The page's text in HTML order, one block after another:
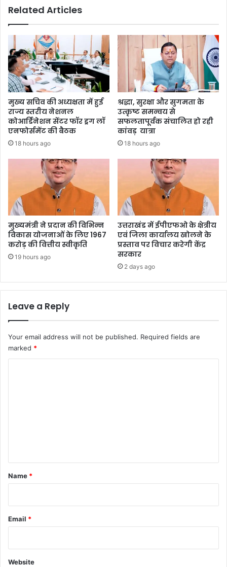
Related Articles
मुख्य सचिव की अध्यक्षता में हुई
राज्य स्तरीय नेशनल
कोआर्डिनेशन सेंटर फॉर ड्रग लॉ
एनफोर्समेंट की बैठक
18 hours ago
श्रद्धा, सुरक्षा और सुगमता के
उत्कृष्ट समन्वय से
सफलतापूर्वक संचालित हो रही
कांवड़ यात्रा
18 hours ago
मुख्यमंत्री ने प्रदान की विभिन्न
विकास योजनाओं के लिए 1967
करोड़ की वित्तीय स्वीकृति
19 hours ago
उत्तराखंड में ईपीएफओ के क्षेत्रीय
एवं जिला कार्यालय खोलने के
प्रस्ताव पर विचार करेगी केंद्र
सरकार
2 days ago
Leave a Reply
Your email address will not be published. Required fields are
marked *
*
Name *
Email *
Website